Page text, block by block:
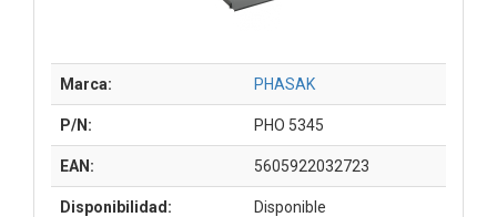
Marca: PHASAK
P/N: PHO 5345
EAN: 5605922032723
Disponibilidad: Disponible